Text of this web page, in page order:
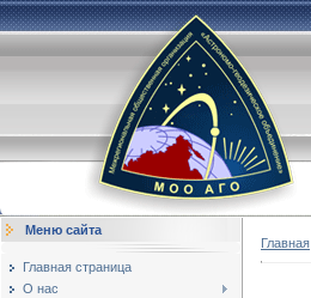
Меню сайта
Главная страница
О нас
Главная